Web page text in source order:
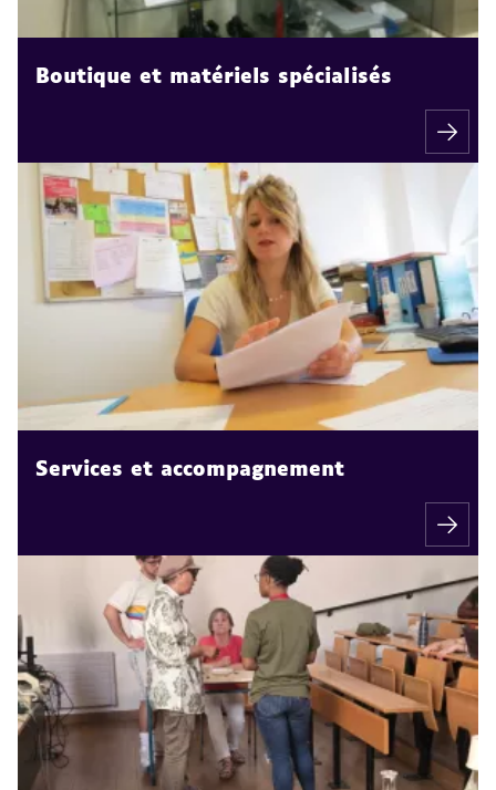
Boutique et matériels spécialisés
Services et accompagnement